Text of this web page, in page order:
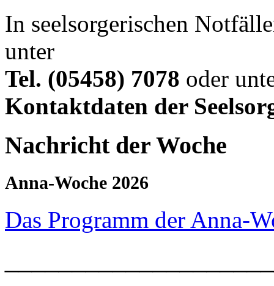
In seelsorgerischen
unter
Tel. (05458) 7078 oder
Kontaktdaten der
Nachricht der Woche
Anna-Woche 2026
Das Programm der Anna-